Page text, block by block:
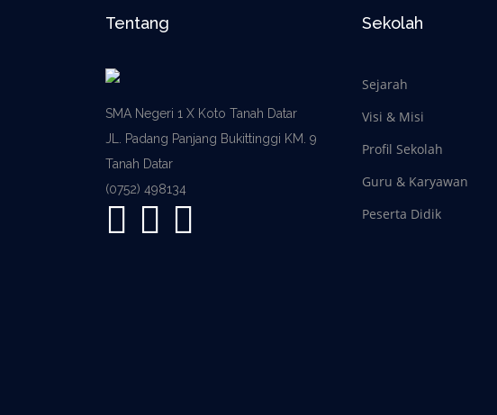
Tentang
SMA Negeri 1 X Koto Tanah Datar
JL. Padang Panjang Bukittinggi KM. 9
Tanah Datar
(0752) 498134
Sekolah
Sejarah
Visi & Misi
Profil Sekolah
Guru & Karyawan
Peserta Didik